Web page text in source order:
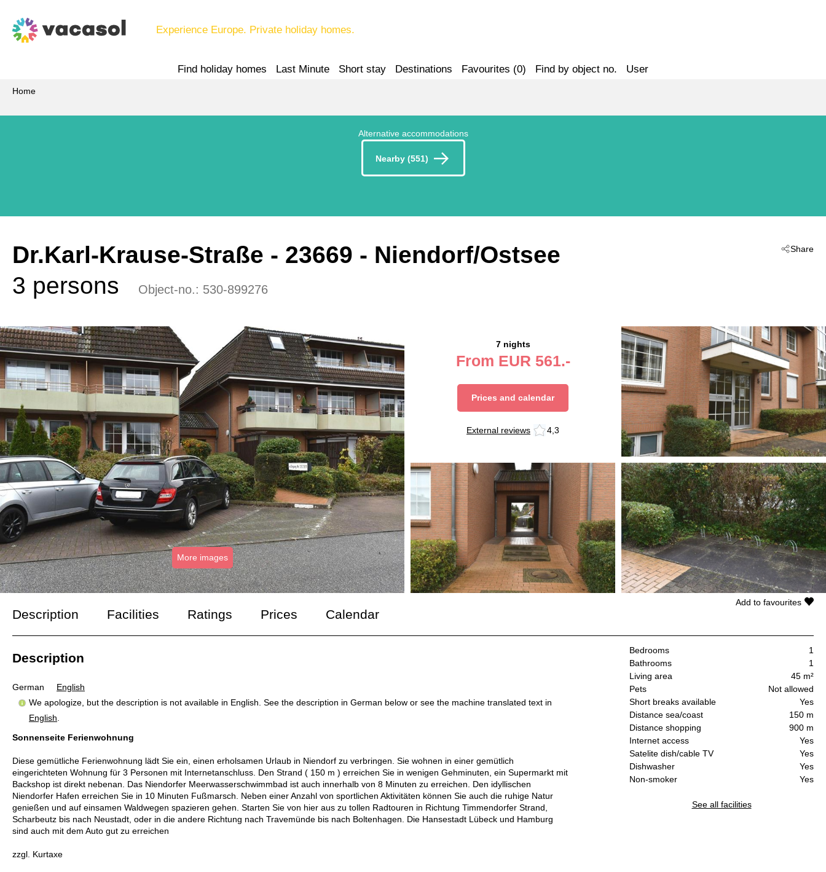
Experience Europe. Private holiday homes.
Find holiday homes Last Minute Short stay Destinations Favourites (0) Find by object no. User
Home
Alternative accommodations
Nearby (551)
Share
Dr.Karl-Krause-Straße - 23669 - Niendorf/Ostsee
3 persons
Object-no.: 530-899276
More images
7 nights
From EUR 561.-
Prices and calendar
External reviews 4,3
Description Facilities Ratings Prices Calendar
Bedrooms
1
Bathrooms
1
Living area
45 m²
Pets
Not allowed
Short breaks available
Yes
Distance sea/coast
150 m
Distance shopping
900 m
Internet access
Yes
Satelite dish/cable TV
Yes
Dishwasher
Yes
Non-smoker
Yes
See all facilities
Add to favourites
Description
German
English
We apologize, but the description is not available in English. See the description in German below or see the machine translated text in
English.
Sonnenseite Ferienwohnung
Diese gemütliche Ferienwohnung lädt Sie ein, einen erholsamen Urlaub in Niendorf zu verbringen. Sie wohnen in einer gemütlich
eingerichteten Wohnung für 3 Personen mit Internetanschluss. Den Strand ( 150 m ) erreichen Sie in wenigen Gehminuten, ein Supermarkt mit
Backshop ist direkt nebenan. Das Niendorfer Meerwasserschwimmbad ist auch innerhalb von 8 Minuten zu erreichen. Den idyllischen
Niendorfer Hafen erreichen Sie in 10 Minuten Fußmarsch. Neben einer Anzahl von sportlichen Aktivitäten können Sie auch die ruhige Natur
genießen und auf einsamen Waldwegen spazieren gehen. Starten Sie von hier aus zu tollen Radtouren in Richtung Timmendorfer Strand,
Scharbeutz bis nach Neustadt, oder in die andere Richtung nach Travemünde bis nach Boltenhagen. Die Hansestadt Lübeck und Hamburg
sind auch mit dem Auto gut zu erreichen
zzgl. Kurtaxe